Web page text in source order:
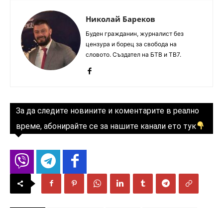
Николай Бареков
Буден гражданин, журналист без
цензура и борец за свобода на
словото. Създател на БТВ и ТВ7.
За да следите новините и коментарите в реално
време, абонирайте се за нашите канали ето тук